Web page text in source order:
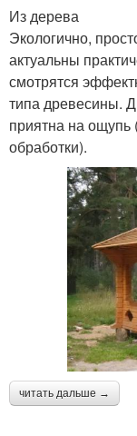
Из дерева
Экологично,
актуальны
смотрятся
типа древесины.
приятна на ощупь
обработки).
читать дальше →